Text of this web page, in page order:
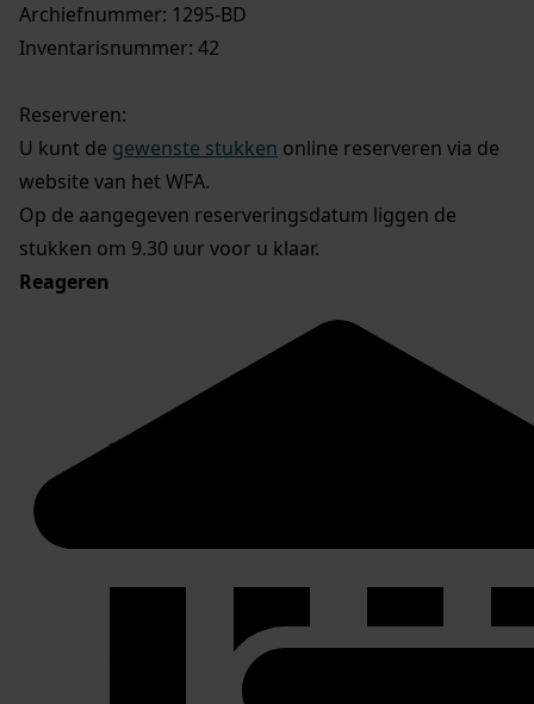
Archiefnummer: 1295-BD
Inventarisnummer: 42
Reserveren:
U kunt de gewenste stukken online reserveren via de
website van het WFA.
Op de aangegeven reserveringsdatum liggen de
stukken om 9.30 uur voor u klaar.
Reageren